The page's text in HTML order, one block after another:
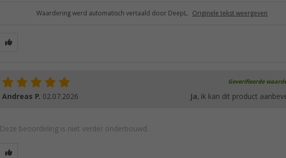
Waardering werd automatisch vertaald door DeepL. Originele tekst weergeven
Geverifieerde
Andreas P. 02.07.2026 Ja, ik kan dit product
Deze beoordeling is niet verder onderbouwd.